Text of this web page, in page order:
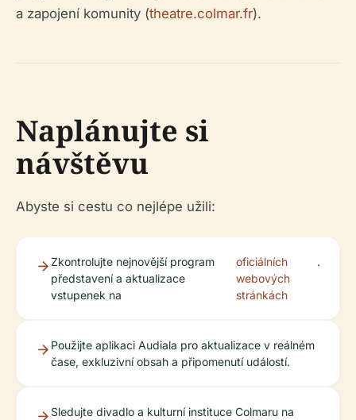
a zapojení komunity (theatre.colmar.fr).
Naplánujte si
návštěvu
Abyste si cestu co nejlépe užili:
Zkontrolujte nejnovější program
představení a aktualizace
vstupenek na
oficiálních
webových
stránkách
.
Použijte aplikaci Audiala pro aktualizace v reálném
čase, exkluzivní obsah a připomenutí událostí.
Sledujte divadlo a kulturní instituce Colmaru na